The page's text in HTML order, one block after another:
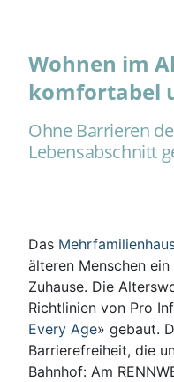
Wohnen im
komfortabel
Ohne Barrieren
Lebensabschnitt
Das
älteren Menschen
Zuhause. Die
Richtlinien von Pro
Every Age» gebaut.
Barrierefreiheit, die
Bahnhof: Am